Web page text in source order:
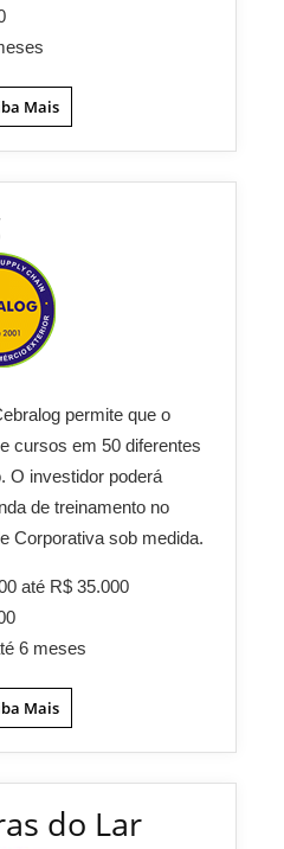
Mais
permite que o
cursos em 50 diferentes
O investidor poderá
de treinamento no
Corporativa sob medida.
até R$ 35.000
6 meses
Mais
do Lar